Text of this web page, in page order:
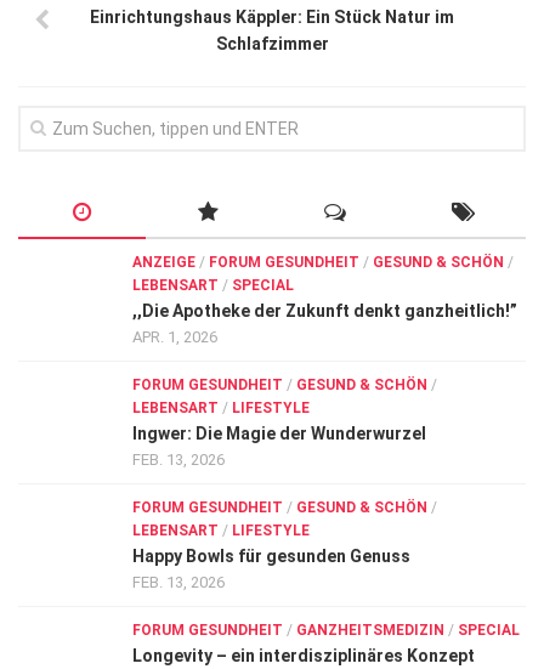
Einrichtungshaus Käppler: Ein Stück Natur im
Schlafzimmer
ANZEIGE / FORUM GESUNDHEIT / GESUND & SCHÖN /
LEBENSART / SPECIAL
,,Die Apotheke der Zukunft denkt ganzheitlich!”
APR. 1, 2026
FORUM GESUNDHEIT / GESUND & SCHÖN /
LEBENSART / LIFESTYLE
Ingwer: Die Magie der Wunderwurzel
FEB. 13, 2026
FORUM GESUNDHEIT / GESUND & SCHÖN /
LEBENSART / LIFESTYLE
Happy Bowls für gesunden Genuss
FEB. 13, 2026
FORUM GESUNDHEIT / GANZHEITSMEDIZIN / SPECIAL
Longevity – ein interdisziplinäres Konzept